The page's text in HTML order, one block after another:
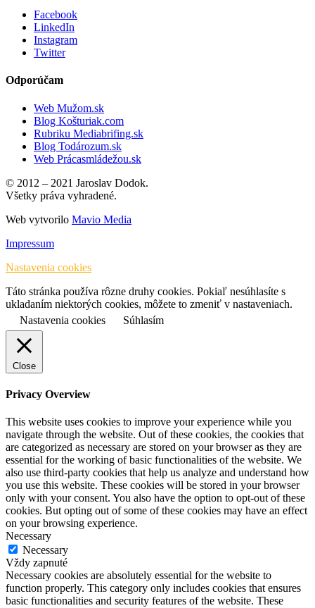
Facebook
LinkedIn
Instagram
Twitter
Odporúčam
Web Mužom.sk
Blog Košturiak.com
Rubriku Mediabrifing.sk
Blog Todározum.sk
Web Prácasmládežou.sk
© 2012 – 2021 Jaroslav Dodok.
Všetky práva vyhradené.
Web vytvorilo Mavio Media
Impressum
Nastavenia cookies
Táto stránka používa rôzne druhy cookies. Pokiaľ nesúhlasíte s
ukladaním niektorých cookies, môžete to zmeniť v nastaveniach.
Nastavenia cookies
Súhlasím
Close
Privacy Overview
This website uses cookies to improve your experience while you
navigate through the website. Out of these cookies, the cookies that
are categorized as necessary are stored on your browser as they are
essential for the working of basic functionalities of the website. We
also use third-party cookies that help us analyze and understand how
you use this website. These cookies will be stored in your browser
only with your consent. You also have the option to opt-out of these
cookies. But opting out of some of these cookies may have an effect
on your browsing experience.
Necessary
Necessary
Vždy zapnuté
Necessary cookies are absolutely essential for the website to
function properly. This category only includes cookies that ensures
basic functionalities and security features of the website. These